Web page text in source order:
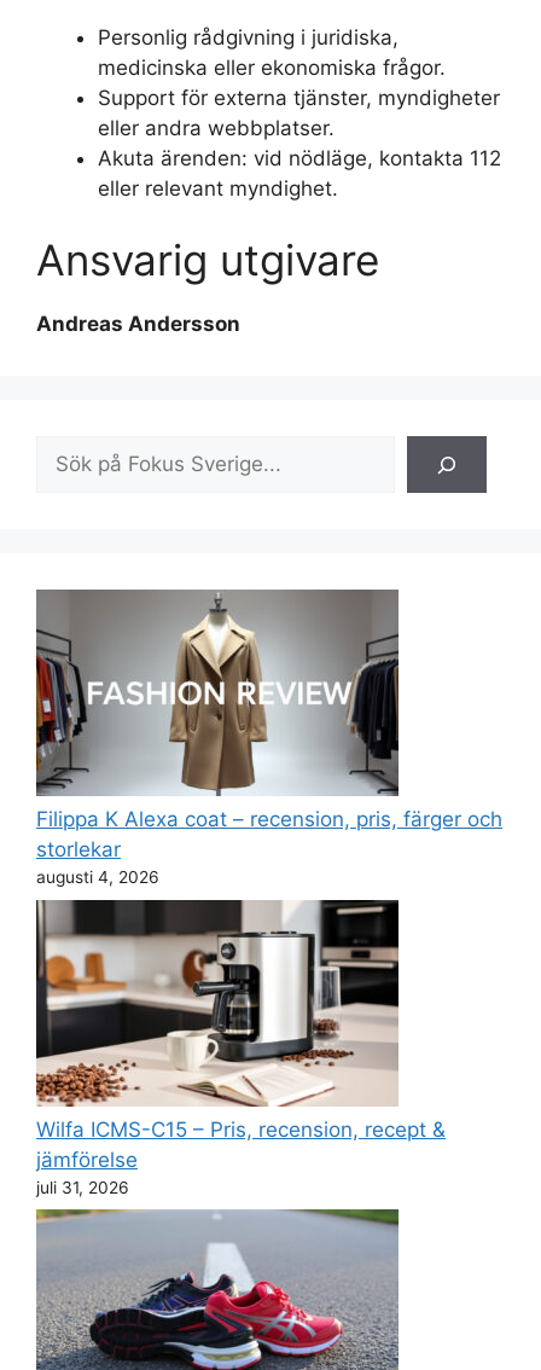
Personlig rådgivning i juridiska,
medicinska eller ekonomiska frågor.
Support för externa tjänster, myndigheter
eller andra webbplatser.
Akuta ärenden: vid nödläge, kontakta 112
eller relevant myndighet.
Ansvarig utgivare
Andreas Andersson
Sök
Filippa K Alexa coat – recension, pris, färger och
storlekar
augusti 4, 2026
Wilfa ICMS-C15 – Pris, recension, recept &
jämförelse
juli 31, 2026